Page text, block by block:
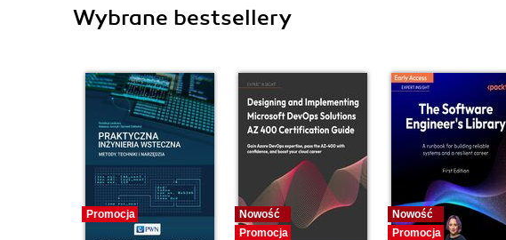
Wybrane bestsellery
Promocja
Nowość
Promocja
Nowość
Promocja